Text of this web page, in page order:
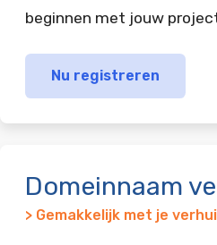
beginnen met jouw
Nu registreren
Domeinnaam
> Gemakkelijk met je